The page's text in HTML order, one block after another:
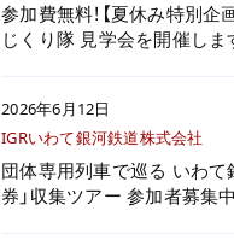
参加費無料！【夏休み特別企
じくり隊 見学会を開催しま
2026年6月12日
IGRいわて銀河鉄道株式会社
団体専用列車で巡る いわて
券」収集ツアー 参加者募集中